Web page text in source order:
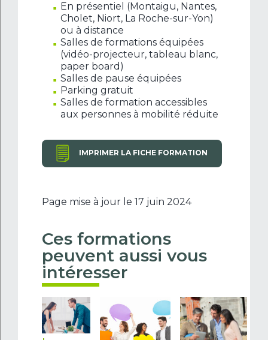
En présentiel (Montaigu, Nantes,
Cholet, Niort, La Roche-sur-Yon)
ou à distance
Salles de formations équipées
(vidéo-projecteur, tableau blanc,
paper board)
Salles de pause équipées
Parking gratuit
Salles de formation accessibles
aux personnes à mobilité réduite
IMPRIMER LA FICHE FORMATION
Page mise à jour le 17 juin 2024
Ces formations
peuvent aussi vous
intéresser